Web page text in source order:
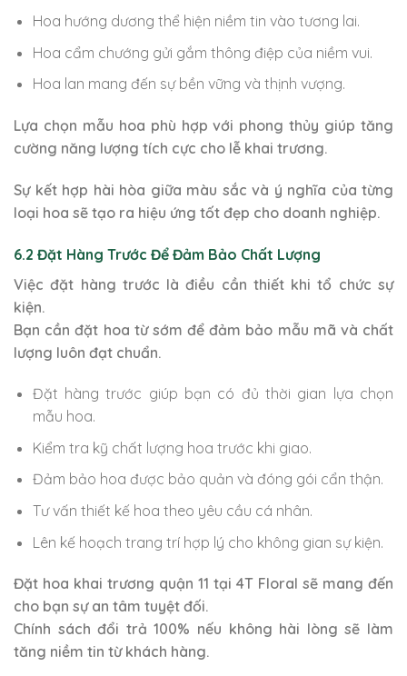
Hoa hướng dương thể hiện niềm tin vào tương lai.
Hoa cẩm chướng gửi gắm thông điệp của niềm vui.
Hoa lan mang đến sự bền vững và thịnh vượng.
Lựa chọn mẫu hoa phù hợp với phong thủy giúp tăng
cường năng lượng tích cực cho lễ khai trương.
Sự kết hợp hài hòa giữa màu sắc và ý nghĩa của từng
loại hoa sẽ tạo ra hiệu ứng tốt đẹp cho doanh nghiệp.
6.2 Đặt Hàng Trước Để Đảm Bảo Chất Lượng
Việc đặt hàng trước là điều cần thiết khi tổ chức sự
kiện.
Bạn cần đặt hoa từ sớm để đảm bảo mẫu mã và chất
lượng luôn đạt chuẩn.
Đặt hàng trước giúp bạn có đủ thời gian lựa chọn
mẫu hoa.
Kiểm tra kỹ chất lượng hoa trước khi giao.
Đảm bảo hoa được bảo quản và đóng gói cẩn thận.
Tư vấn thiết kế hoa theo yêu cầu cá nhân.
Lên kế hoạch trang trí hợp lý cho không gian sự kiện.
Đặt hoa khai trương quận 11 tại 4T Floral sẽ mang đến
cho bạn sự an tâm tuyệt đối.
Chính sách đổi trả 100% nếu không hài lòng sẽ làm
tăng niềm tin từ khách hàng.